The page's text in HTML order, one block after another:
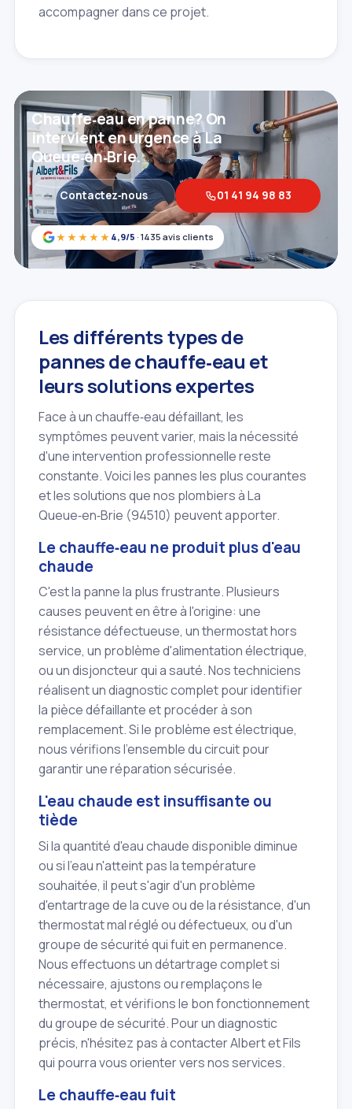
accompagner dans ce projet.
★★★★★ 4,9/5 · 1435 avis clients
Chauffe‑eau en panne? On
intervient en urgence à La
Queue‑en‑Brie.
Contactez‑nous 01 41 94 98 83
Les différents types de
pannes de chauffe‑eau et
leurs solutions expertes
Face à un chauffe‑eau défaillant, les
symptômes peuvent varier, mais la nécessité
d'une intervention professionnelle reste
constante. Voici les pannes les plus courantes
et les solutions que nos plombiers à La
Queue‑en‑Brie (94510) peuvent apporter.
Le chauffe‑eau ne produit plus d'eau
chaude
C'est la panne la plus frustrante. Plusieurs
causes peuvent en être à l'origine: une
résistance défectueuse, un thermostat hors
service, un problème d'alimentation électrique,
ou un disjoncteur qui a sauté. Nos techniciens
réalisent un diagnostic complet pour identifier
la pièce défaillante et procéder à son
remplacement. Si le problème est électrique,
nous vérifions l'ensemble du circuit pour
garantir une réparation sécurisée.
L'eau chaude est insuffisante ou
tiède
Si la quantité d'eau chaude disponible diminue
ou si l'eau n'atteint pas la température
souhaitée, il peut s'agir d'un problème
d'entartrage de la cuve ou de la résistance, d'un
thermostat mal réglé ou défectueux, ou d'un
groupe de sécurité qui fuit en permanence.
Nous effectuons un détartrage complet si
nécessaire, ajustons ou remplaçons le
thermostat, et vérifions le bon fonctionnement
du groupe de sécurité. Pour un diagnostic
précis, n'hésitez pas à contacter Albert et Fils
qui pourra vous orienter vers nos services.
Le chauffe‑eau fuit